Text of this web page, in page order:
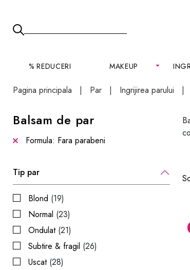
% REDUCERI MAKEUP
Pagina principala Par Ingrijirea parului
Balsam de par
Formula: Fara parabeni
Tip par
Blond (19)
Normal (23)
Ondulat(21)
Subtire & fragil (26)
Uscat(28)